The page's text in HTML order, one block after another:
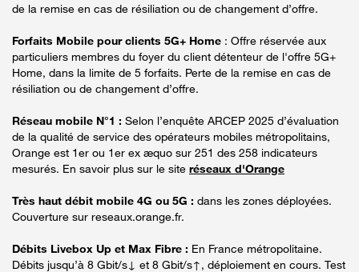
de la remise en cas de résiliation ou de changement d’offre.
Forfaits Mobile pour clients 5G+ Home : Offre réservée aux
particuliers membres du foyer du client détenteur de l'offre 5G+
Home, dans la limite de 5 forfaits. Perte de la remise en cas de
résiliation ou de changement d’offre.
Réseau mobile N°1 : Selon l’enquête ARCEP 2025 d’évaluation
de la qualité de service des opérateurs mobiles métropolitains,
Orange est 1er ou 1er ex æquo sur 251 des 258 indicateurs
mesurés. En savoir plus sur le site réseaux d'Orange
Très haut débit mobile 4G ou 5G : dans les zones déployées.
Couverture sur reseaux.orange.fr.
Débits Livebox Up et Max Fibre : En France métropolitaine.
Débits jusqu’à 8 Gbit/s↓ et 8 Gbit/s↑, déploiement en cours. Test